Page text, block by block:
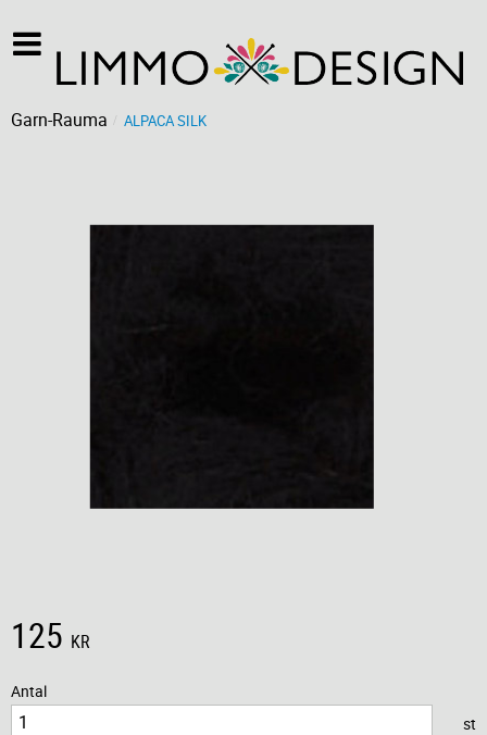
Garn-Rauma ALPACA SILK
125 KR
Antal
st